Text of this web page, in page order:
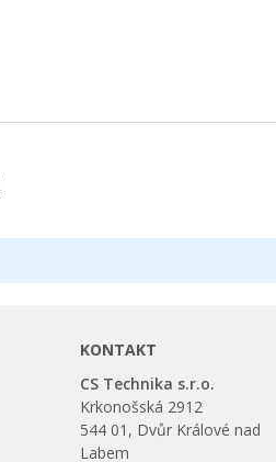
KONTAKT
CS Technika s.r.o.
Krkonošská 2912
544 01, Dvůr Králové nad
Labem